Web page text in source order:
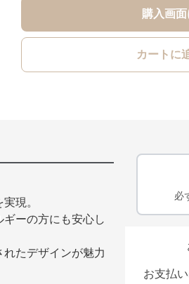
購入画
カートに
現。
ーの方にも安心し
たデザインが魅力
必
お支払